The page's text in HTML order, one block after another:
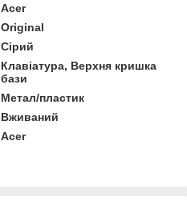
Acer
Original
Сірий
Клавіатура, Верхня кришка
бази
Метал/пластик
Вживаний
Acer